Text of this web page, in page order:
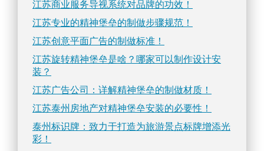
江苏商业服务导视系统对品牌的功效！
江苏专业的精神堡垒的制做步骤规范！
江苏创意平面广告的制做标准！
江苏旋转精神堡垒是啥？哪家可以制作设计安
装？
江苏广告公司：详解精神堡垒的制做材质！
江苏泰州房地产对精神堡垒安装的必要性！
泰州标识牌：致力于打造为旅游景点标牌增添光
彩！